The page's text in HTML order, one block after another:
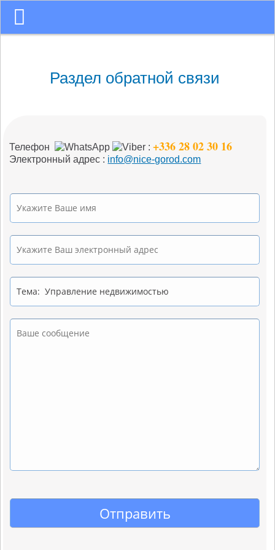
Раздел обратной связи
Телефон :+336 28 02 30 16
Электронный адрес : info@nice-gorod.com